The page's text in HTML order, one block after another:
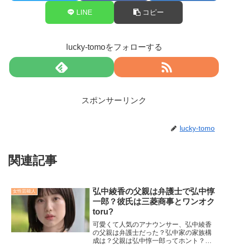
LINE コピー
lucky-tomoをフォローする
スポンサーリンク
lucky-tomo
関連記事
女性芸能人
弘中綾香の父親は弁護士で弘中惇
一郎？彼氏は三菱商事とワンオク
toru?
可愛くて人気のアナウンサー、弘中綾香
の父親は弁護士だった？弘中家の家族構
成は？父親は弘中惇一郎ってホント？実